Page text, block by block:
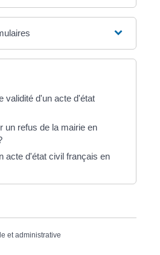
validité d'un acte d'état
un refus de la mairie en
acte d'état civil français en
et administrative